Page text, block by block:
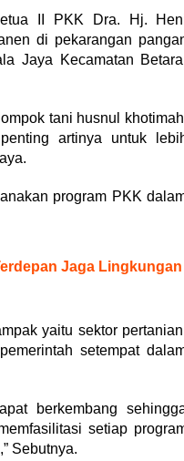
II PKK Dra. Hj.
di pekarangan
Jaya Kecamatan
tani husnul
artinya untuk
program PKK
Jaga Lingkungan
yaitu sektor
setempat
berkembang
setiap
Sebutnya.